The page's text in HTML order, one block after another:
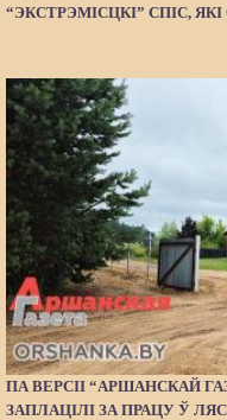
“ЭКСТРЭМІСЦКІ” СПІС,
ПА ВЕРСІІ “АРШАНСКАЙ
ЗАПЛАЦІЛІ ЗА ПРАЦУ Ў